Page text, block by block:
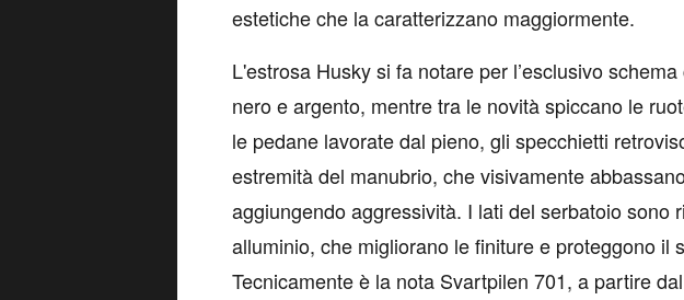
estetiche che la caratterizzano maggiormente.
L'estrosa Husky si fa notare per l’esclusivo
nero e argento, mentre tra le novità spiccano le
le pedane lavorate dal pieno, gli specchietti
estremità del manubrio, che visivamente
aggiungendo aggressività. I lati del serbatoio sono
alluminio, che migliorano le finiture e proteggono il
Tecnicamente è la nota Svartpilen 701, a partire